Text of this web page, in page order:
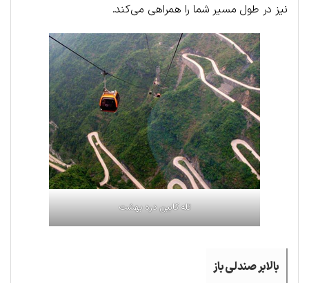
نیز در طول مسیر شما را همراهی می‌کند.
تله کابین دره بهشت
بالابر صندلی باز